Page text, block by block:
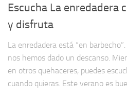
Escucha La enredadera
y disfruta
La enredadera está “en
nos hemos dado un descanso.
en otros quehaceres, puedes
cuando quieras. Este verano es